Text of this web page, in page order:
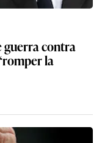
guerra contra
la